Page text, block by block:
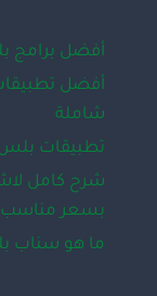
أفضل برامج بلس
شاملة
تطبيقات
شرح كامل
بسعر مناسب
ما هو سناب